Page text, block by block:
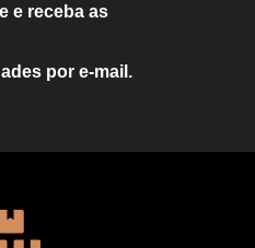
e receba as
por e-mail.